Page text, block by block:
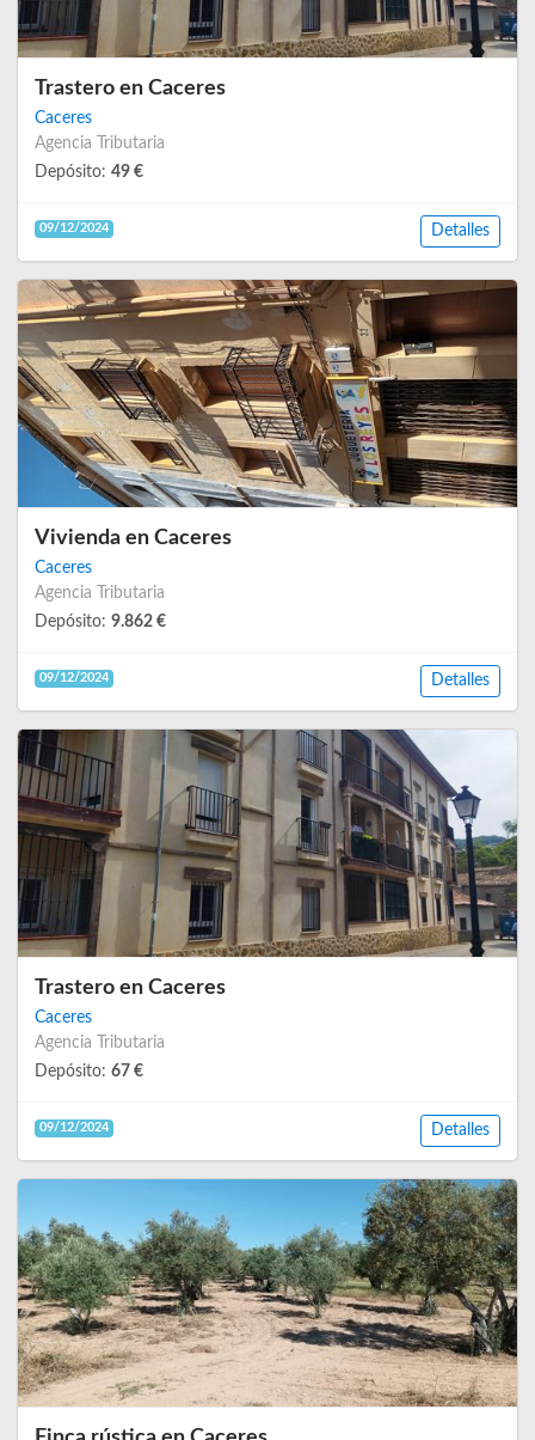
Trastero en Caceres
Caceres
Agencia Tributaria
Depósito: 49 €
09/12/2024 Detalles
Vivienda en Caceres
Caceres
Agencia Tributaria
Depósito: 9.862 €
09/12/2024 Detalles
Trastero en Caceres
Caceres
Agencia Tributaria
Depósito: 67 €
09/12/2024 Detalles